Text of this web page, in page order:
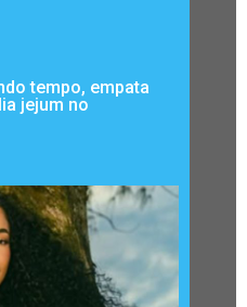
tempo, empata
jejum no